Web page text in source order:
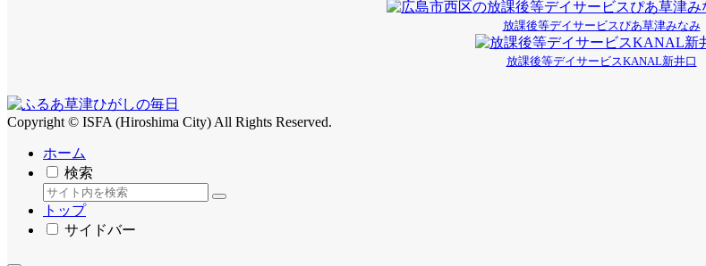
放課後等デイサービスぴあ草津みなみ
放課後等デイサービスKANAL新井口
Copyright © ISFA (Hiroshima City) All Rights Reserved.
ホーム
検索
トップ
サイドバー